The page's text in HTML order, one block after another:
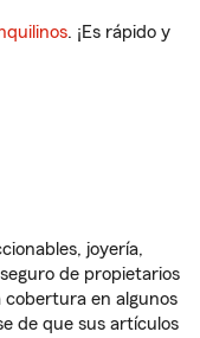
. ¡Es rápido y
joyería,
de propietarios
cobertura en algunos
de que sus artículos